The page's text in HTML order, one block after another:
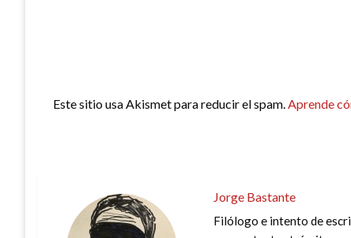
Este sitio usa Akismet para reducir el spam. Aprende
Jorge Bastante
Filólogo e intento de